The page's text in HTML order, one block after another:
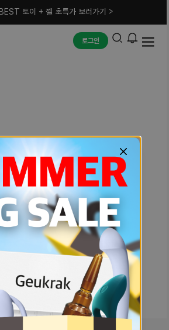
BEST 토이 + 젤 초특가 보러가기 >
로그인
예상치 못한 에러입니다.